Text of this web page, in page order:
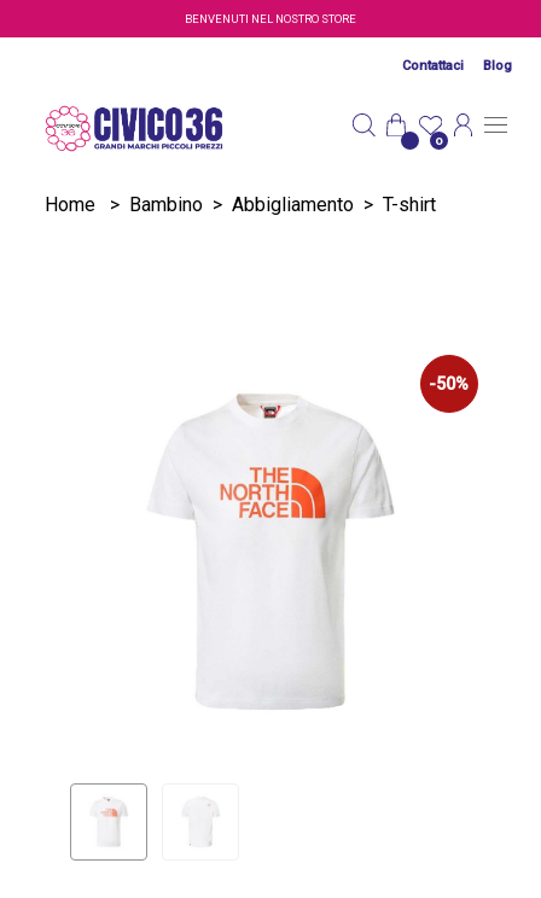
Salta al contenuto principaleBENVENUTI NEL NOSTRO STORE
Contattaci Blog
0
Home > Bambino > Abbigliamento > T-shirt
-50%